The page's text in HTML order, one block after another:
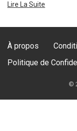
Lire La Suite
À propos
Politique de
©